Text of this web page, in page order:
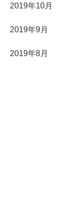
2019年10月
2019年9月
2019年8月